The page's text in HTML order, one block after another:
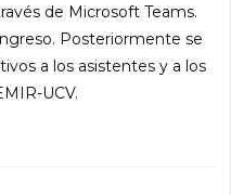
de Microsoft Teams.
Posteriormente se
a los asistentes y a los
UCV.